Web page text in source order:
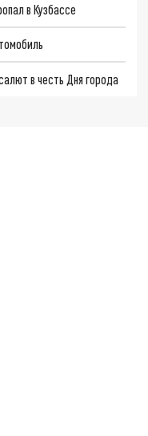
в Кузбассе
в честь Дня города